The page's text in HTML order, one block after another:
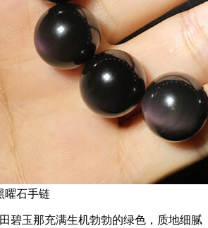
曜石手链
碧玉那充满生机勃勃的绿色，质地细腻